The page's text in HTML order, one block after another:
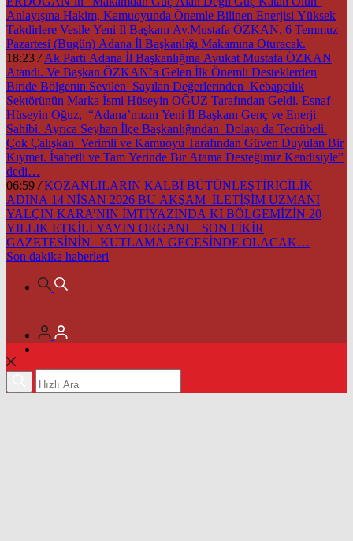
Anlayışına Hakim, Kamuoyunda Önemle Bilinen Enerjisi Yüksek
Takdirlere Vesile Yeni İl Başkanı Av.Mustafa ÖZKAN, 6 Temmuz
Pazartesi (Bugün) Adana İl Başkanlığı Makamına Oturacak.
18:23 / Ak Parti Adana İl Başkanlığına Avukat Mustafa ÖZKAN
Atandı. Ve Başkan ÖZKAN’a Gelen İlk Önemli Desteklerden
Biride Bölgenin Sevilen Sayılan Değerlerinden Kebapçılık
Sektörünün Marka İsmi Hüseyin OĞUZ Tarafından Geldi. Esnaf
Hüseyin Oğuz, “Adana’mızın Yeni İl Başkanı Genç ve Enerji
Sahibi. Ayrıca Seyhan İlçe Başkanlığından Dolayı da Tecrübeli.
Çok Çalışkan Verimli ve Kamuoyu Tarafından Güven Duyulan Bir
Kıymet. İsabetli ve Tam Yerinde Bir Atama Desteğimiz Kendisiyle”
dedi…
06:59 / KOZANLILARIN KALBİ BÜTÜNLEŞTİRİCİLİK
ADINA 14 NİSAN 2026 BU AKŞAM İLETİŞİM UZMANI
YALÇIN KARA’NIN İMTİYAZINDA Kİ BÖLGEMİZİN 20
YILLIK ETKİLİ YAYIN ORGANI SON FİKİR
GAZETESİNİN KUTLAMA GECESİNDE OLACAK…
Son dakika haberleri